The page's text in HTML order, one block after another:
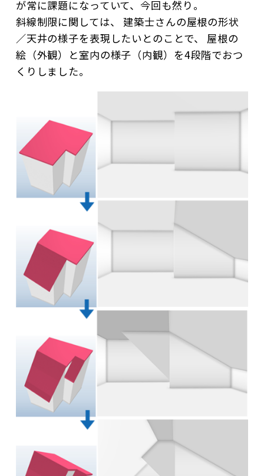
が常に課題になっていて、今回も然り。
斜線制限に関しては、 建築士さんの屋根の形状
／天井の様子を表現したいとのことで、 屋根の
絵（外観）と室内の様子（内観）を4段階でおつ
くりしました。